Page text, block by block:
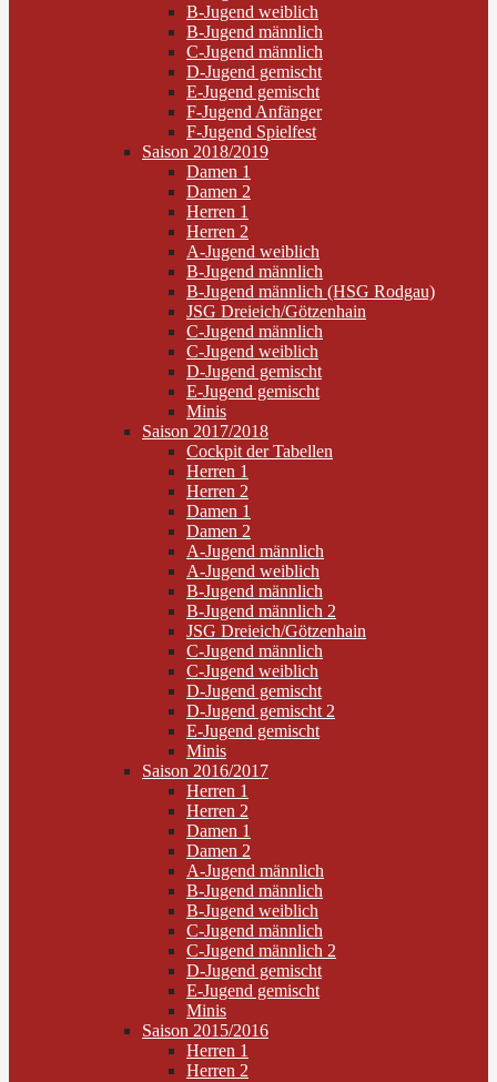
B-Jugend weiblich
B-Jugend männlich
C-Jugend männlich
D-Jugend gemischt
E-Jugend gemischt
F-Jugend Anfänger
F-Jugend Spielfest
Saison 2018/2019
Damen 1
Damen 2
Herren 1
Herren 2
A-Jugend weiblich
B-Jugend männlich
B-Jugend männlich (HSG Rodgau)
JSG Dreieich/Götzenhain
C-Jugend männlich
C-Jugend weiblich
D-Jugend gemischt
E-Jugend gemischt
Minis
Saison 2017/2018
Cockpit der Tabellen
Herren 1
Herren 2
Damen 1
Damen 2
A-Jugend männlich
A-Jugend weiblich
B-Jugend männlich
B-Jugend männlich 2
JSG Dreieich/Götzenhain
C-Jugend männlich
C-Jugend weiblich
D-Jugend gemischt
D-Jugend gemischt 2
E-Jugend gemischt
Minis
Saison 2016/2017
Herren 1
Herren 2
Damen 1
Damen 2
A-Jugend männlich
B-Jugend männlich
B-Jugend weiblich
C-Jugend männlich
C-Jugend männlich 2
D-Jugend gemischt
E-Jugend gemischt
Minis
Saison 2015/2016
Herren 1
Herren 2